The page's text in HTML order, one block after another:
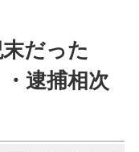
末だった
逮捕相次